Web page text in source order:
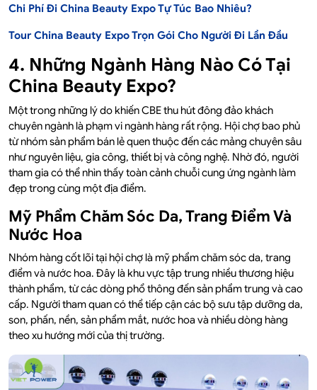
Chi Phí Đi China Beauty Expo Tự Túc Bao Nhiêu?
Tour China Beauty Expo Trọn Gói Cho Người Đi Lần Đầu
4. Những Ngành Hàng Nào Có Tại
China Beauty Expo?
Một trong những lý do khiến CBE thu hút đông đảo khách
chuyên ngành là phạm vi ngành hàng rất rộng. Hội chợ bao phủ
từ nhóm sản phẩm bán lẻ quen thuộc đến các mảng chuyên sâu
như nguyên liệu, gia công, thiết bị và công nghệ. Nhờ đó, người
tham gia có thể nhìn thấy toàn cảnh chuỗi cung ứng ngành làm
đẹp trong cùng một địa điểm.
Mỹ Phẩm Chăm Sóc Da, Trang Điểm Và
Nước Hoa
Nhóm hàng cốt lõi tại hội chợ là mỹ phẩm chăm sóc da, trang
điểm và nước hoa. Đây là khu vực tập trung nhiều thương hiệu
thành phẩm, từ các dòng phổ thông đến sản phẩm trung và cao
cấp. Người tham quan có thể tiếp cận các bộ sưu tập dưỡng da,
son, phấn, nền, sản phẩm mắt, nước hoa và nhiều dòng hàng
theo xu hướng mới của thị trường.